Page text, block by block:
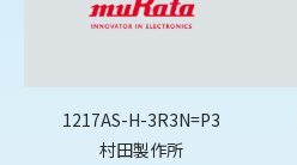
1217AS-H-3R3N=P3
村田製作所